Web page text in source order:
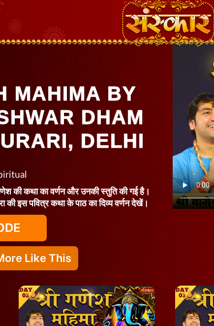
MAHIMA BY
DHAM
DELHI
की कथा का वर्णन और उनकी स्तुति की गई है।
की इस पवित्र कथा के पाठ का दिव्य वर्णन देखें।
Like This